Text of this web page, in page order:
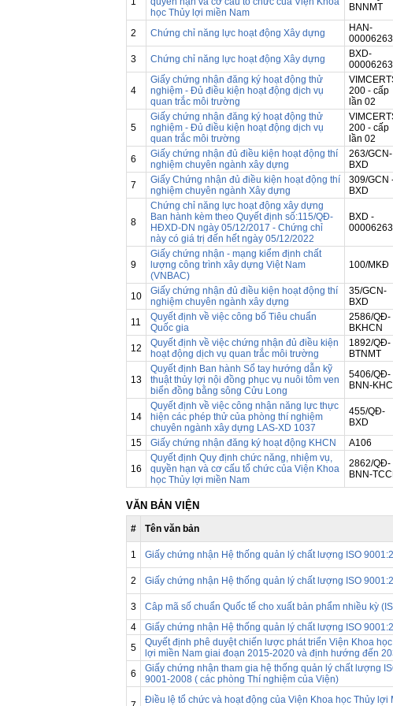
học Thủy lợi miền Nam
BNNMT
2 Chứng chỉ năng lực hoạt động Xây dựng
HAN-
00006263
3 Chứng chỉ năng lực hoạt động Xây dựng
BXD-
00006263
4
Giấy chứng nhận đăng ký hoạt động thử
nghiệm - Đủ điều kiện hoạt động dịch vụ
quan trắc môi trường
200 - cấp
lần 02
5
Giấy chứng nhận đăng ký hoạt động thử
nghiệm - Đủ điều kiện hoạt động dịch vụ
quan trắc môi trường
200 - cấp
lần 02
6
Giấy chứng nhận đủ điều kiện hoạt động thí
nghiệm chuyên ngành xây dựng
263/GCN-
BXD
7
Giấy Chứng nhận đủ điều kiện hoạt động thí
nghiệm chuyên ngành Xây dựng
309/GCN
BXD
8
Chứng chỉ năng lực hoạt động xây dựng
Ban hành kèm theo Quyết định số:115/QĐ-
HĐXD-DN ngày 05/12/2017 - Chứng chỉ
này có giá trị đến hết ngày 05/12/2022
BXD -
00006263
9
Giấy chứng nhận - mạng kiểm định chất
lượng công trình xây dựng Việt Nam
(VNBAC)
100/MKĐ
10
Giấy chứng nhận đủ điều kiện hoạt động thí
nghiệm chuyên ngành xây dựng
35/GCN-
BXD
11
Quyết định về việc công bố Tiêu chuẩn
Quốc gia
2586/QĐ-
BKHCN
12
Quyết định về việc chứng nhận đủ điều kiện
hoạt động dịch vụ quan trắc môi trường
1892/QĐ-
BTNMT
13
Quyết định Ban hành Sổ tay hướng dẫn kỹ
thuật thủy lợi nội đồng phục vụ nuôi tôm ven
biển đồng bằng sông Cửu Long
5406/QĐ-
BNN-
14
Quyết định về việc công nhận năng lực thực
hiện các phép thử của phòng thí nghiệm
chuyên ngành xây dựng LAS-XD 1037
455/QĐ-
BXD
15 Giấy chứng nhận đăng ký hoạt động KHCN A106
16
Quyết định Quy định chức năng, nhiệm vụ,
quyền hạn và cơ cấu tổ chức của Viện Khoa
học Thủy lợi miền Nam
2862/QĐ-
BNN-
VĂN BẢN VIỆN
# Tên văn bản
1 Giấy chứng nhận Hệ thống quản lý chất lượng ISO
2
Giấy chứng nhận Hệ thống quản lý chất lượng ISO
3
Câp mã số chuẩn Quốc tế cho xuất bản phẩm nhiều kỳ
4
Giấy chứng nhận Hệ thống quản lý chất lượng ISO
5
Quyết định phê duyệt chiến lược phát triển Viện Khoa
lợi miền Nam giai đoạn 2015-2020 và định hướng đến
6
Giấy chứng nhận tham gia hệ thống quản lý chất lượng
9001-2008 ( các phòng Thí nghiệm của Viện)
Điều lệ tổ chức và hoạt động của Viện Khoa học Thủy lợi